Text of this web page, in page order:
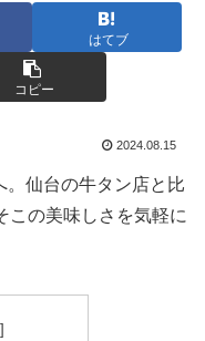
はてブ
コピー
2024.08.15
。仙台の牛タン店と比
この美味しさを気軽に